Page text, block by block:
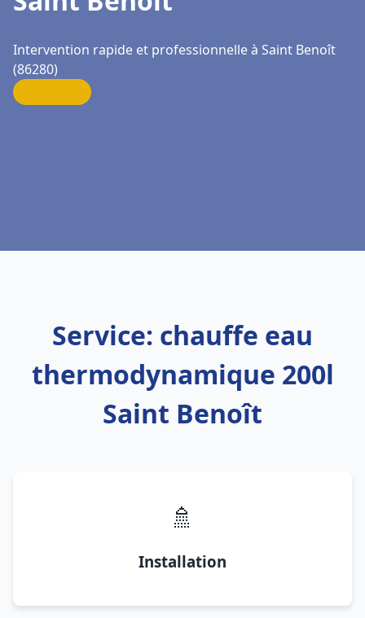
Intervention rapide et professionnelle à Saint Benoît
(86280)
Service: chauffe eau
thermodynamique 200l
Saint Benoît
🚿
Installation